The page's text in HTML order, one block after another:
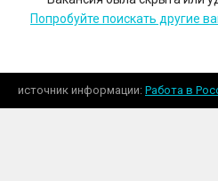
Попробуйте поискать другие
источник информации Работа в